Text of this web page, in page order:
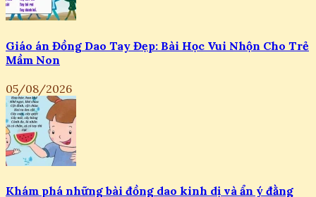
Giáo án Đồng Dao Tay Đẹp: Bài Học Vui Nhộn Cho Trẻ
Mầm Non
05/08/2026
Khám phá những bài đồng dao kinh dị và ẩn ý đằng